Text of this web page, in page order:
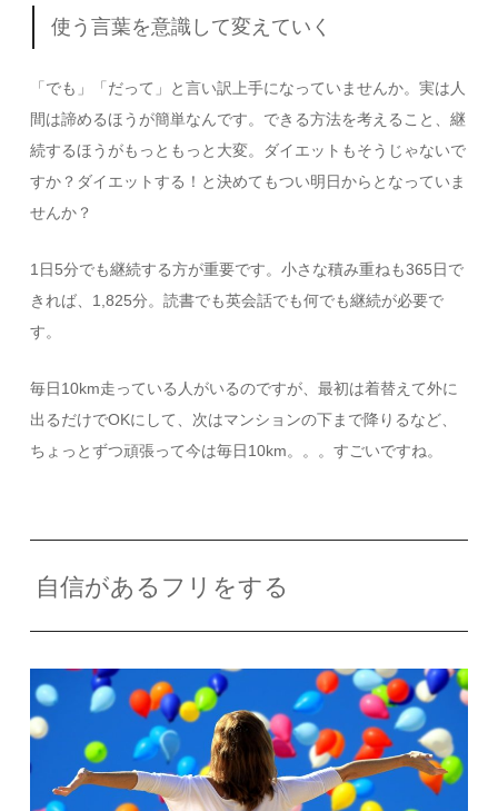
使う言葉を意識して変えていく
「でも」「だって」と言い訳上手になっていませんか。実は人
間は諦めるほうが簡単なんです。できる方法を考えること、継
続するほうがもっともっと大変。ダイエットもそうじゃないで
すか？ダイエットする！と決めてもつい明日からとなっていま
せんか？
1日5分でも継続する方が重要です。小さな積み重ねも365日で
きれば、1,825分。読書でも英会話でも何でも継続が必要で
す。
毎日10km走っている人がいるのですが、最初は着替えて外に
出るだけでOKにして、次はマンションの下まで降りるなど、
ちょっとずつ頑張って今は毎日10km。。。すごいですね。
自信があるフリをする